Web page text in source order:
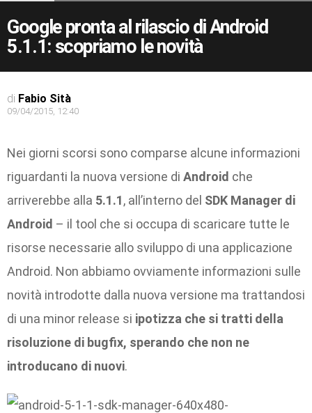
Google pronta al rilascio di Android
5.1.1: scopriamo le novità
di Fabio Sità
09/04/2015, 12:40
Nei giorni scorsi sono comparse alcune informazioni
riguardanti la nuova versione di Android che
arriverebbe alla 5.1.1, all’interno del SDK Manager di
Android – il tool che si occupa di scaricare tutte le
risorse necessarie allo sviluppo di una applicazione
Android. Non abbiamo ovviamente informazioni sulle
novità introdotte dalla nuova versione ma trattandosi
di una minor release si ipotizza che si tratti della
risoluzione di bugfix, sperando che non ne
introducano di nuovi.